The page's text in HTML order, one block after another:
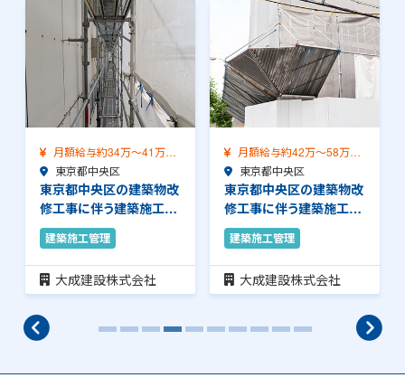
月額給与約34万～41万
（前職給与保証）…
東京都中央区
東京都中央区の建築物改
修工事に伴う建築施工管
理のお仕事です。…
建築施工管理
大成建設株式会社
月額給与約42万～58万
（前職給与保証）…
東京都中央区
東京都中央区の建築物改
修工事に伴う建築施工管
理のお仕事です。…
建築施工管理
大成建設株式会社